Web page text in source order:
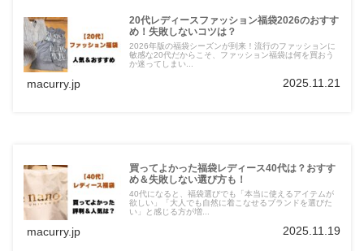
20代レディースファッション福袋2026のおすす
め！失敗しないコツは？
2026年版の福袋シーズンが到来！流行のファッションに
敏感な20代だからこそ、ファッション福袋は何を買おう
か迷ってしまい...
macurry.jp 2025.11.21
買ってよかった福袋レディース40代は？おすす
め＆失敗しない選び方も！
40代になると、福袋選びでも「本当に使えるアイテムが
欲しい」「大人でも自然に着こなせるブランドを選びた
い」と感じる方が増...
macurry.jp 2025.11.19